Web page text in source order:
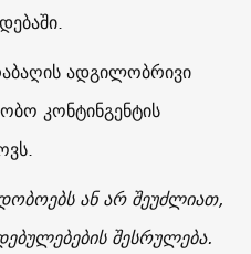
ადგილობრივი
კონტინგენტის
ან არ შეუძლიათ,
შესრულება.